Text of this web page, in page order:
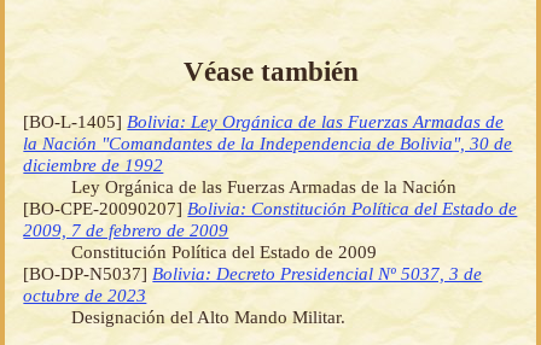
Véase también
[BO-L-1405] Bolivia: Ley Orgánica de las Fuerzas Armadas de
la Nación "Comandantes de la Independencia de Bolivia", 30 de
diciembre de 1992
Ley Orgánica de las Fuerzas Armadas de la Nación
[BO-CPE-20090207] Bolivia: Constitución Política del Estado de
2009, 7 de febrero de 2009
Constitución Política del Estado de 2009
[BO-DP-N5037] Bolivia: Decreto Presidencial Nº 5037, 3 de
octubre de 2023
Designación del Alto Mando Militar.